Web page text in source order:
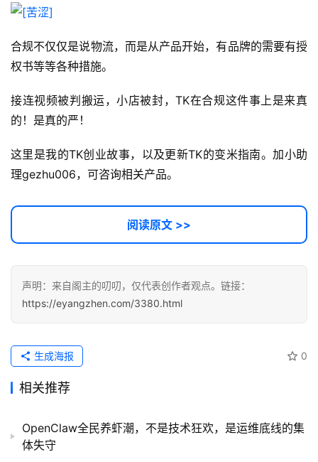
群
运
营
录
验
教
件
应
用
项
目
提
登录
合规不仅仅是说物流，而是从产品开始，有品牌的需要有授
权书等等各种措施。
接连视频被判搬运，小店被封，TK在合规这件事上是来真
的！是真的严！
这里是我的TK创业故事，以及更新TK的变米指南。加小助
理gezhu006，可咨询相关产品。
阅读原文 >>
声明：来自阁主的叨叨，仅代表创作者观点。链接：
https://eyangzhen.com/3380.html
0
生成海报
相关推荐
OpenClaw全民养虾潮，不是技术狂欢，是运维底线的集
体失守